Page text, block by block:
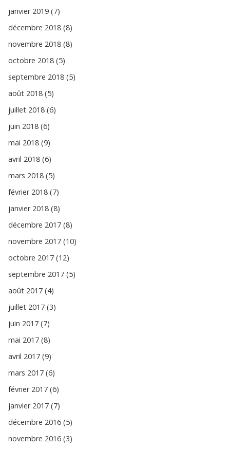
janvier 2019 (7)
décembre 2018 (8)
novembre 2018 (8)
octobre 2018 (5)
septembre 2018 (5)
août 2018 (5)
juillet 2018 (6)
juin 2018 (6)
mai 2018 (9)
avril 2018 (6)
mars 2018 (5)
février 2018 (7)
janvier 2018 (8)
décembre 2017 (8)
novembre 2017 (10)
octobre 2017 (12)
septembre 2017 (5)
août 2017 (4)
juillet 2017 (3)
juin 2017 (7)
mai 2017 (8)
avril 2017 (9)
mars 2017 (6)
février 2017 (6)
janvier 2017 (7)
décembre 2016 (5)
novembre 2016 (3)